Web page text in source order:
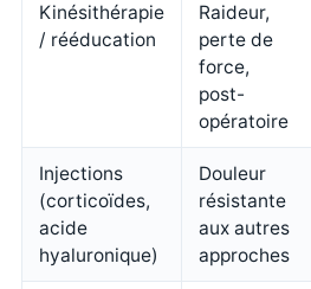
Kinésithérapie
/ rééducation
Raideur,
perte de
force,
post-
opératoire
Injections
(corticoïdes,
acide
hyaluronique)
Douleur
résistante
aux autres
approches